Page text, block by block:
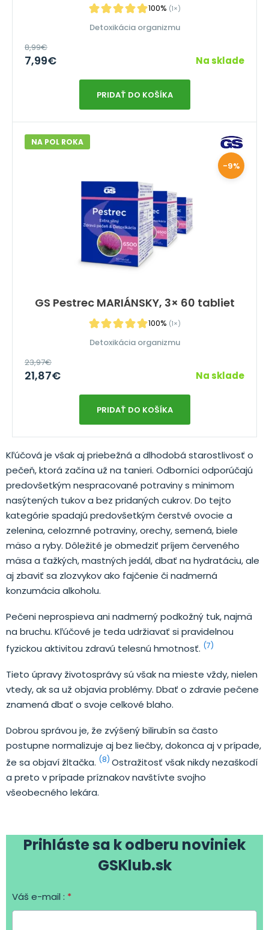
100% (1×)
Detoxikácia organizmu
8,99€
7,99€ Na sklade
PRIDAŤ DO KOŠÍKA
GS Pestrec MARIÁNSKY, 3× 60 tabliet
100% (1×)
NA POL ROKA
Detoxikácia organizmu
-9%
23,97€
21,87€ Na sklade
PRIDAŤ DO KOŠÍKA
Kľúčová je však aj priebežná a dlhodobá starostlivosť o
pečeň, ktorá začína už na tanieri. Odborníci odporúčajú
predovšetkým nespracované potraviny s minimom
nasýtených tukov a bez pridaných cukrov. Do tejto
kategórie spadajú predovšetkým čerstvé ovocie a
zelenina, celozrnné potraviny, orechy, semená, biele
mäso a ryby. Dôležité je obmedziť príjem červeného
mäsa a ťažkých, mastných jedál, dbať na hydratáciu, ale
aj zbaviť sa zlozvykov ako fajčenie či nadmerná
konzumácia alkoholu.
Pečeni neprospieva ani nadmerný podkožný tuk, najmä
na bruchu. Kľúčové je teda udržiavať si pravidelnou
fyzickou aktivitou zdravú telesnú hmotnosť. (7)
Tieto úpravy životosprávy sú však na mieste vždy, nielen
vtedy, ak sa už objavia problémy. Dbať o zdravie pečene
znamená dbať o svoje celkové blaho.
Dobrou správou je, že zvýšený bilirubín sa často
postupne normalizuje aj bez liečby, dokonca aj v prípade,
že sa objaví žltačka. (8) Ostražitosť však nikdy nezaškodí
a preto v prípade príznakov navštívte svojho
všeobecného lekára.
Prihláste sa k odberu noviniek
GSKlub.sk
Váš e-mail : *